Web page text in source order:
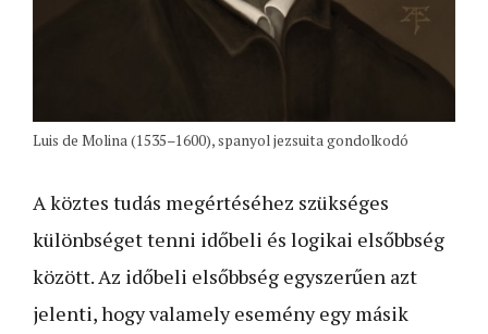
Luis de Molina (1535–1600), spanyol jezsuita gondolkodó
A köztes tudás megértéséhez szükséges
különbséget tenni időbeli és logikai elsőbbség
között. Az időbeli elsőbbség egyszerűen azt
jelenti, hogy valamely esemény egy másik